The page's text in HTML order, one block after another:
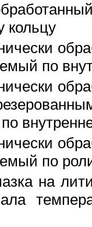
кольцу
по
по
на